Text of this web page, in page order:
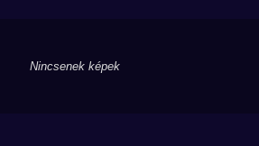
Nincsenek képek